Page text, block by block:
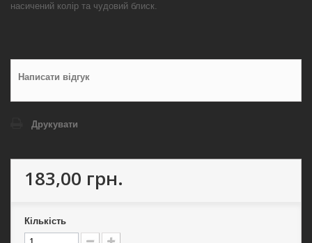
насичений колір та чудовий блиск.
Написати відгук
Друкувати
183,00 грн.
Кількість